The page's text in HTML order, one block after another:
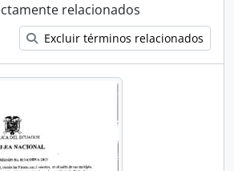
relacionados
Excluir términos relacionados